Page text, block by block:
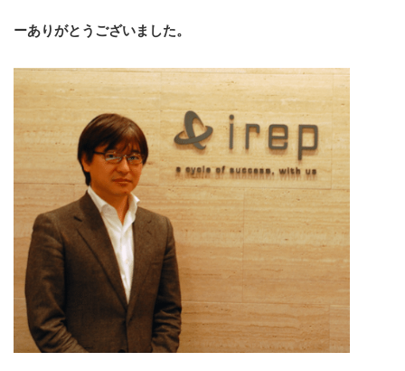
ーありがとうございました。